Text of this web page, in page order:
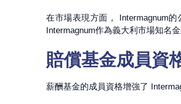
在市場表現方面， Intermagnum
Intermagnum作為義大利市場知名金
賠償基金成員資
薪酬基金的成員資格增強了